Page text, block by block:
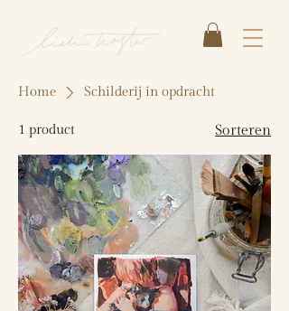
Home Schilderij in opdracht
1 product Sorteren